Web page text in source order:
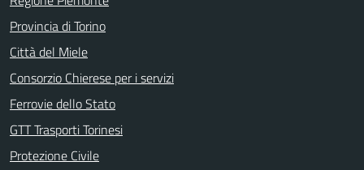
Provincia di Torino
Città del Miele
Consorzio Chierese per i servizi
Ferrovie dello Stato
GTT Trasporti Torinesi
Protezione Civile